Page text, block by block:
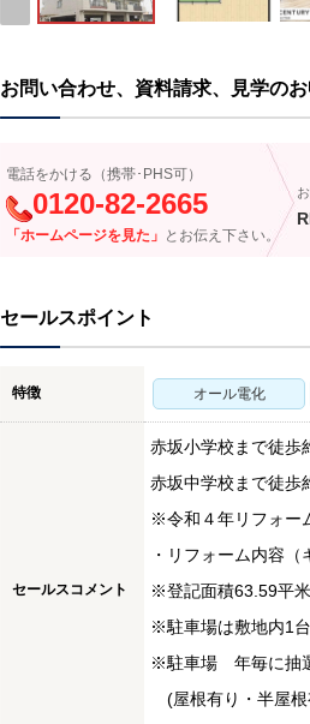
お問い合わせ、資料請求、見学の
電話をかける（携帯･PHS可）
0120-82-2665
「ホームページを見た」 とお伝え下さい。
セールスポイント
特徴 オール電化
セールスコメント
赤坂小学校まで徒
赤坂中学校まで徒歩
※令和４年リフォー
・リフォーム内容
※登記面積63.59平米
※駐車場は敷地内1
※駐車場 年毎に抽
(屋根有り・半屋根